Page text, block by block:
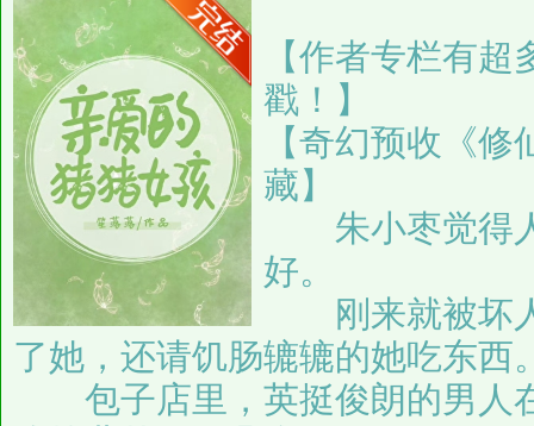
【作者专栏有
戳！】
【奇幻预收《
藏】
朱小枣觉得人
好。
刚来就被坏人
了她，还请饥肠辘辘的她吃东西
包子店里，英挺俊朗的男人